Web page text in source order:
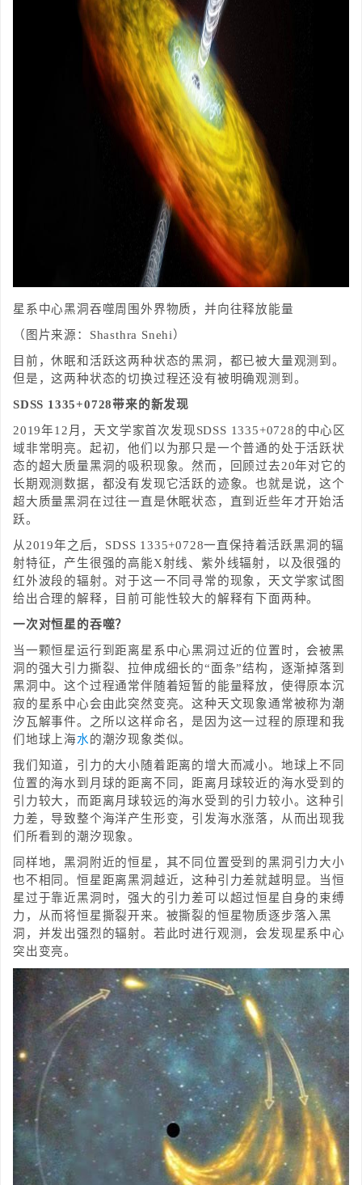
星系中心黑洞吞噬周围外界物质，并向往释放能量
（图片来源：Shasthra Snehi）
目前，休眠和活跃这两种状态的黑洞，都已被大量观测到。
但是，这两种状态的切换过程还没有被明确观测到。
SDSS 1335+0728带来的新发现
2019年12月，天文学家首次发现SDSS 1335+0728的中心区
域非常明亮。起初，他们以为那只是一个普通的处于活跃状
态的超大质量黑洞的吸积现象。然而，回顾过去20年对它的
长期观测数据，都没有发现它活跃的迹象。也就是说，这个
超大质量黑洞在过往一直是休眠状态，直到近些年才开始活
跃。
从2019年之后，SDSS 1335+0728一直保持着活跃黑洞的辐
射特征，产生很强的高能X射线、紫外线辐射，以及很强的
红外波段的辐射。对于这一不同寻常的现象，天文学家试图
给出合理的解释，目前可能性较大的解释有下面两种。
一次对恒星的吞噬？
当一颗恒星运行到距离星系中心黑洞过近的位置时，会被黑
洞的强大引力撕裂、拉伸成细长的“面条”结构，逐渐掉落到
黑洞中。这个过程通常伴随着短暂的能量释放，使得原本沉
寂的星系中心会由此突然变亮。这种天文现象通常被称为潮
汐瓦解事件。之所以这样命名，是因为这一过程的原理和我
们地球上海水的潮汐现象类似。
我们知道，引力的大小随着距离的增大而减小。地球上不同
位置的海水到月球的距离不同，距离月球较近的海水受到的
引力较大，而距离月球较远的海水受到的引力较小。这种引
力差，导致整个海洋产生形变，引发海水涨落，从而出现我
们所看到的潮汐现象。
同样地，黑洞附近的恒星，其不同位置受到的黑洞引力大小
也不相同。恒星距离黑洞越近，这种引力差就越明显。当恒
星过于靠近黑洞时，强大的引力差可以超过恒星自身的束缚
力，从而将恒星撕裂开来。被撕裂的恒星物质逐步落入黑
洞，并发出强烈的辐射。若此时进行观测，会发现星系中心
突出变亮。